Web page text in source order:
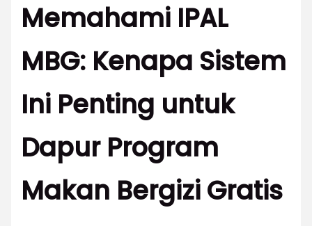
Memahami IPAL
MBG: Kenapa Sistem
Ini Penting untuk
Dapur Program
Makan Bergizi Gratis